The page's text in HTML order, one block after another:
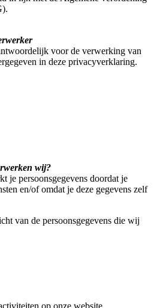
voor de verwerking van
in deze privacyverklaring.
wij?
je persoonsgegevens doordat je
en/of omdat je deze gegevens zelf
van de persoonsgegevens die wij
op onze website